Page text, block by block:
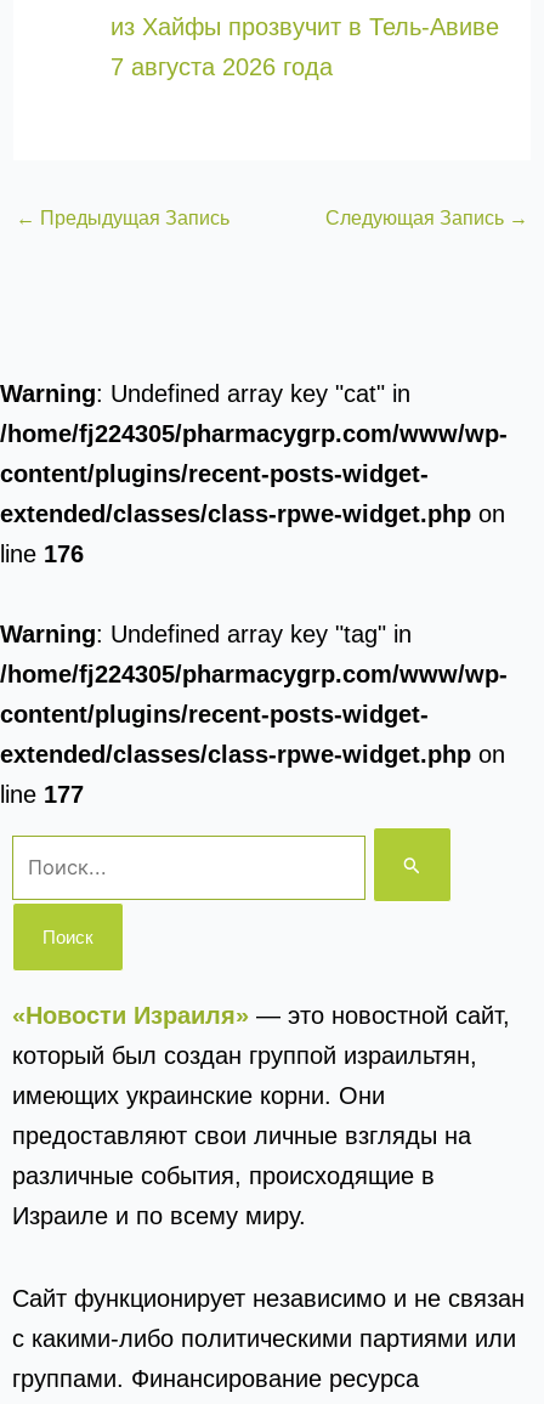
из Хайфы прозвучит в Тель-Авиве
7 августа 2026 года
← Предыдущая Запись Следующая Запись →
Warning: Undefined array key "cat" in
/home/fj224305/pharmacygrp.com/www/wp-
content/plugins/recent-posts-widget-
extended/classes/class-rpwe-widget.php on
line 176
Warning: Undefined array key "tag" in
/home/fj224305/pharmacygrp.com/www/wp-
content/plugins/recent-posts-widget-
extended/classes/class-rpwe-widget.php on
line 177
Поиск:
«Новости Израиля» — это новостной сайт,
который был создан группой израильтян,
имеющих украинские корни. Они
предоставляют свои личные взгляды на
различные события, происходящие в
Израиле и по всему миру.
Сайт функционирует независимо и не связан
с какими-либо политическими партиями или
группами. Финансирование ресурса